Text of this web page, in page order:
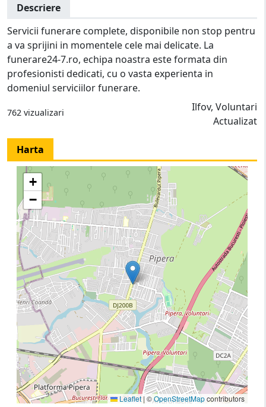
Descriere
Servicii funerare complete, disponibile non stop pentru
a va sprijini in momentele cele mai delicate. La
funerare24-7.ro, echipa noastra este formata din
profesionisti dedicati, cu o vasta experienta in
domeniul serviciilor funerare.
762 vizualizari
Ilfov, Voluntari
Actualizat
Harta
+
−
Leaflet | ©OpenStreetMapcontributors